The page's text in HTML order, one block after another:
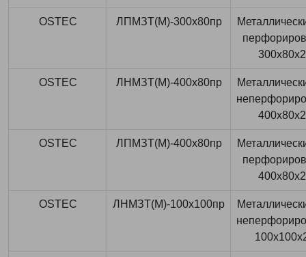
OSTEC ЛПМЗТ(М)-300x80пр
OSTEC ЛНМЗТ(М)-400x80пр
OSTEC ЛПМЗТ(М)-400x80пр
OSTEC ЛНМЗТ(М)-100x100пр